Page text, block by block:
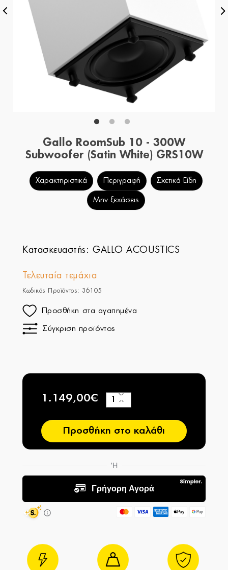
Gallo RoomSub 10 - 300W
Subwoofer (Satin White) GRS10W
Χαρακτηριστικά Περιγραφή Σχετικά Είδη
Μην ξεχάσεις
Κατασκευαστής:GALLO ACOUSTICS
Τελευταία τεμάχια
Κωδικός Προϊόντος: 36105
Προσθήκη στα αγαπημένα
Σύγκριση προϊόντος
1.149,00€
−
+
Προσθήκη στο καλάθι